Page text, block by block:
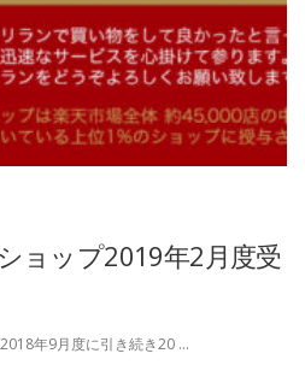
ョップ2019年2月度受
年9月度に引き続き20 …